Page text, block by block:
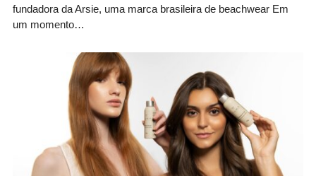
fundadora da Arsie, uma marca brasileira de beachwear Em
um momento…